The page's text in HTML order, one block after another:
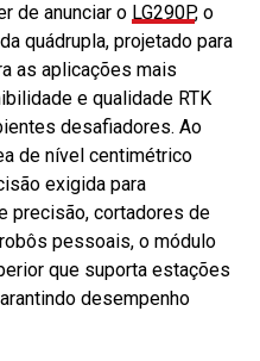
de anunciar o LG290P, o
quádrupla, projetado para
as aplicações mais
e qualidade RTK
desafiadores. Ao
de nível centimétrico
exigida para
precisão, cortadores de
pessoais, o módulo
que suporta estações
desempenho